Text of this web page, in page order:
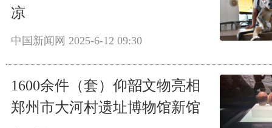
凉
中国新闻网 2025-6-12 09:30
1600余件（套）仰韶文物亮相
郑州市大河村遗址博物馆新馆